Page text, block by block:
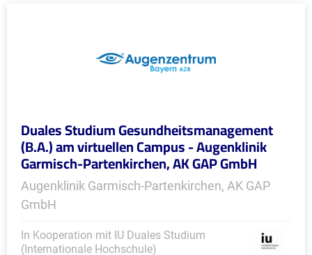
Duales Studium Gesundheitsmanagement
(B.A.) am virtuellen Campus - Augenklinik
Garmisch-Partenkirchen, AK GAP GmbH
Augenklinik Garmisch-Partenkirchen, AK GAP
GmbH
In Kooperation mit IU Duales Studium
(Internationale Hochschule)